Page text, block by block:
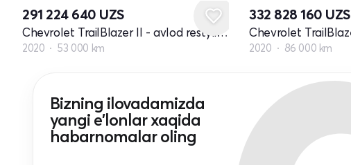
291 224 640 UZS
Chevrolet TrailBlazer II - avlod restyling
2020 53 000 km
332 828 160 UZS
2020 86 000 km
Bizning ilovadamizda
yangi e'lonlar xaqida
habarnomalar oling